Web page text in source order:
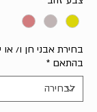
בחירת אבני חן ו/
בהתאם *